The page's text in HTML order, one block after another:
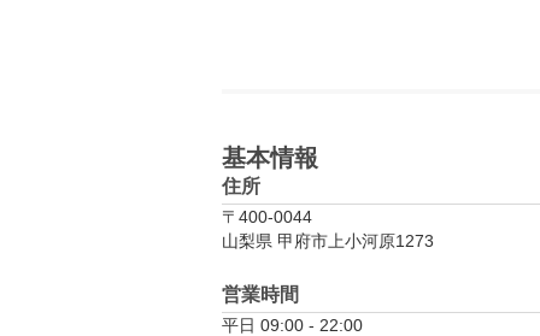
基本情報
住所
〒400-0044
山梨県 甲府市上小河原1273
営業時間
平日 09:00 - 22:00